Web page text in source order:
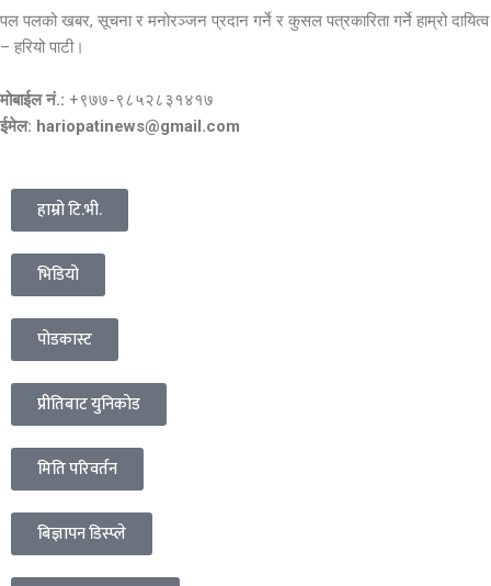
पल पलको खबर, सूचना र मनोरञ्जन प्रदान गर्ने र कुसल पत्रकारिता गर्ने हाम्रो दायित्व
– हरियो पाटी।
मोबाईल नं.: +९७७-९८५२८३१४१७
ईमेल: hariopatinews@gmail.com
हाम्रो टि.भी.
भिडियो
पोडकास्ट
प्रीतिबाट युनिकोड
मिति परिवर्तन
बिज्ञापन डिस्प्ले